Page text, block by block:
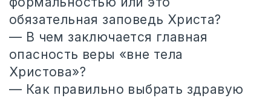
обязательная заповедь Христа?
— В чем заключается главная
опасность веры «вне тела
Христова»?
— Как правильно выбрать здравую